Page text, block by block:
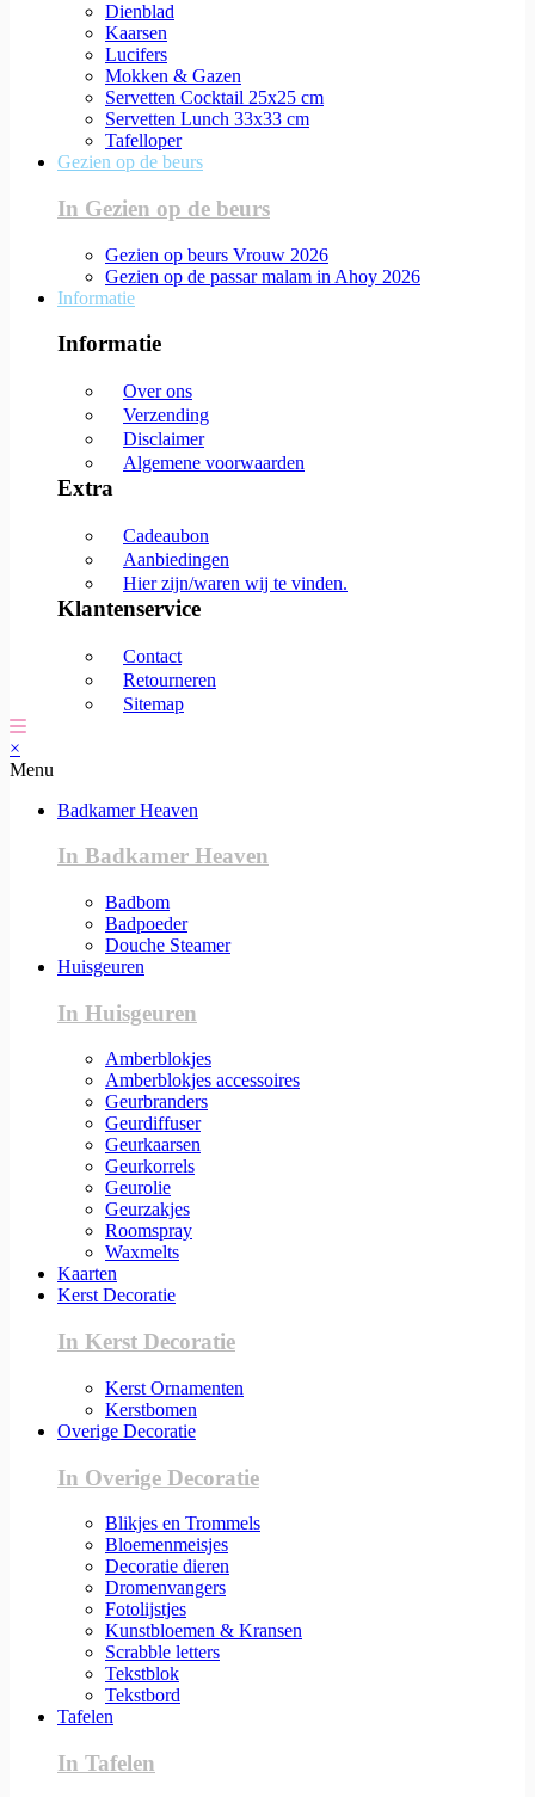
Dienblad
Kaarsen
Lucifers
Mokken & Gazen
Servetten Cocktail 25x25 cm
Servetten Lunch 33x33 cm
Tafelloper
Gezien op de beurs
In Gezien op de beurs
Gezien op beurs Vrouw 2026
Gezien op de passar malam in Ahoy 2026
Informatie
Informatie
Over ons
Verzending
Disclaimer
Algemene voorwaarden
Extra
Cadeaubon
Aanbiedingen
Hier zijn/waren wij te vinden.
Klantenservice
Contact
Retourneren
Sitemap
×
Menu
Badkamer Heaven
In Badkamer Heaven
Badbom
Badpoeder
Douche Steamer
Huisgeuren
In Huisgeuren
Amberblokjes
Amberblokjes accessoires
Geurbranders
Geurdiffuser
Geurkaarsen
Geurkorrels
Geurolie
Geurzakjes
Roomspray
Waxmelts
Kaarten
Kerst Decoratie
In Kerst Decoratie
Kerst Ornamenten
Kerstbomen
Overige Decoratie
In Overige Decoratie
Blikjes en Trommels
Bloemenmeisjes
Decoratie dieren
Dromenvangers
Fotolijstjes
Kunstbloemen & Kransen
Scrabble letters
Tekstblok
Tekstbord
Tafelen
In Tafelen